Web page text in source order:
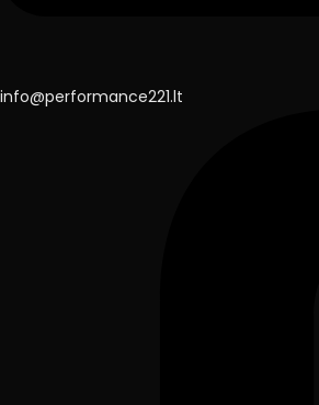
info@performance221.lt